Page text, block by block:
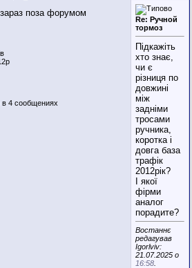
в 4 сообщениях
Re: Ручной
тормоз
Підкажіть
хто знає,
чи є
різниця по
довжині
між
задніми
тросами
ручника,
коротка і
довга база
трафік
2012рік?
І якої
фірми
аналог
порадите?
Востаннє
редагував
Igorlviv:
21.07.2025 о
16:58